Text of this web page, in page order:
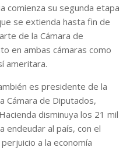
comienza su segunda etapa
se extienda hasta fin de
de la Cámara de
en ambas cámaras como
ameritara.
es presidente de la
Cámara de Diputados,
disminuya los 21 mil
endeudar al país, con el
a la economía